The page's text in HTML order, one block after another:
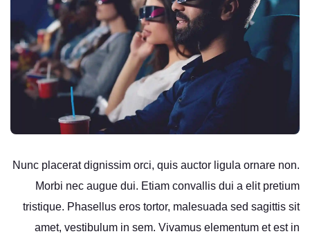
Nunc placerat dignissim orci, quis auctor ligula ornare non.
Morbi nec augue dui. Etiam convallis dui a elit pretium
tristique. Phasellus eros tortor, malesuada sed sagittis sit
amet, vestibulum in sem. Vivamus elementum et est in